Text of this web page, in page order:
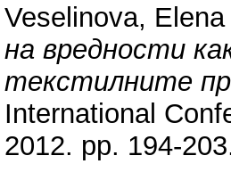
Veselinova, Elena
на вредности
текстилните
International
2012. pp. 194-